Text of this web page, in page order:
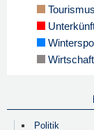
Tourismus
Wirtschaft
Politik